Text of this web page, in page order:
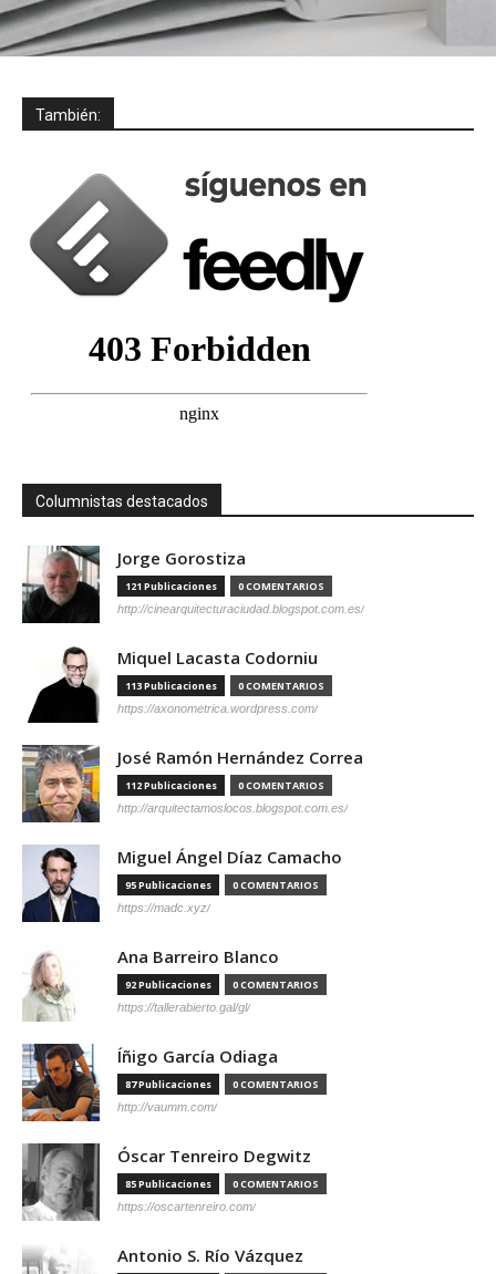
También:
Columnistas destacados
Jorge Gorostiza
121 Publicaciones 0 COMENTARIOS
http://cinearquitecturaciudad.blogspot.com.es/
Miquel Lacasta Codorniu
113 Publicaciones 0 COMENTARIOS
https://axonometrica.wordpress.com/
José Ramón Hernández Correa
112 Publicaciones 0 COMENTARIOS
http://arquitectamoslocos.blogspot.com.es/
Miguel Ángel Díaz Camacho
95 Publicaciones 0 COMENTARIOS
https://madc.xyz/
Ana Barreiro Blanco
92 Publicaciones 0 COMENTARIOS
https://tallerabierto.gal/gl/
Íñigo García Odiaga
87 Publicaciones 0 COMENTARIOS
http://vaumm.com/
Óscar Tenreiro Degwitz
85 Publicaciones 0 COMENTARIOS
https://oscartenreiro.com/
Antonio S. Río Vázquez